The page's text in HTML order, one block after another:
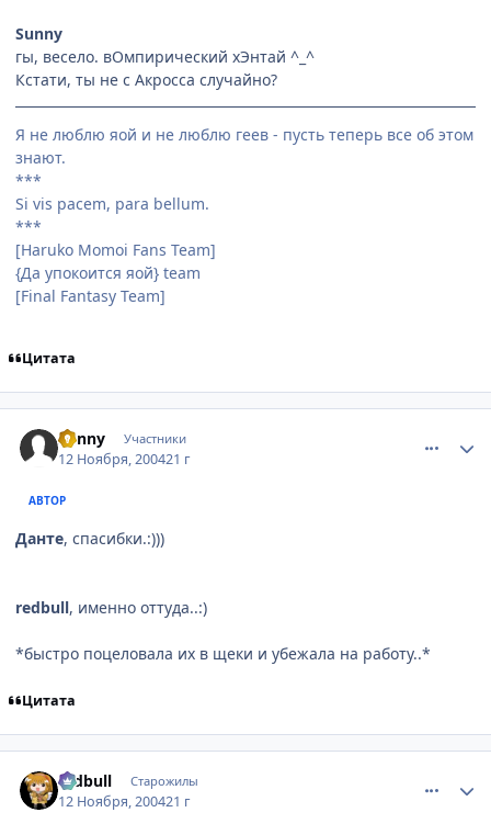
Sunny
гы, весело. вОмпирический хЭнтай ^_^
Кстати, ты не с Акросса случайно?
Я не люблю яой и не люблю геев - пусть теперь все об этом
знают.
***
Si vis pacem, para bellum.
***
[Haruko Momoi Fans Team]
{Да упокоится яой} team
[Final Fantasy Team]
Цитата
Sunny Участники
12 Ноября, 200421 г
АВТОР
Данте, спасибки.:)))
redbull, именно оттуда..:)
*быстро поцеловала их в щеки и убежала на работу..*
Цитата
redbull Старожилы
12 Ноября, 200421 г